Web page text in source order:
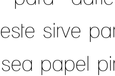
sirve
papel